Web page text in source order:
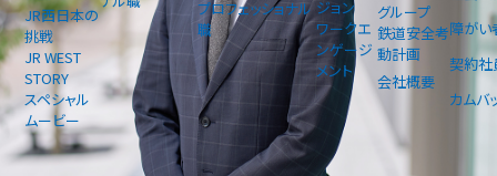
JR西日本の
挑戦
JR WEST
STORY
スペシャル
ムービー
プロフェッショナル
職
ジョン
ワークエ
ンゲージ
メント
グループ
鉄道安全考
動計画
会社概要
障がい
契約
カムバ